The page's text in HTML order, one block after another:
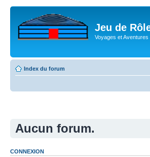
Jeu de
Voyages et
Index du forum
Aucun forum.
CONNEXION